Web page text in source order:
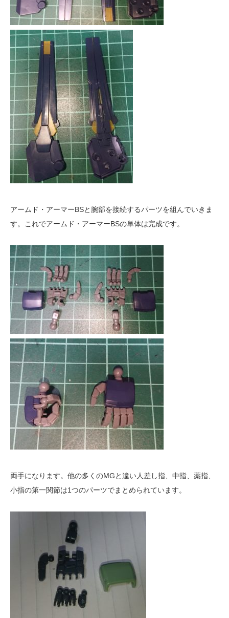
アームド・アーマーBSと腕部を接続するパーツを組んでいきま
す。これでアームド・アーマーBSの単体は完成です。
両手になります。他の多くのMGと違い人差し指、中指、薬指、
小指の第一関節は1つのパーツでまとめられています。